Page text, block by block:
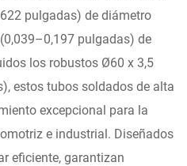
pulgadas) de diámetro
pulgadas) de
los robustos Ø60 x 3,5
estos tubos soldados de alta
excepcional para la
e industrial. Diseñados
eficiente, garantizan